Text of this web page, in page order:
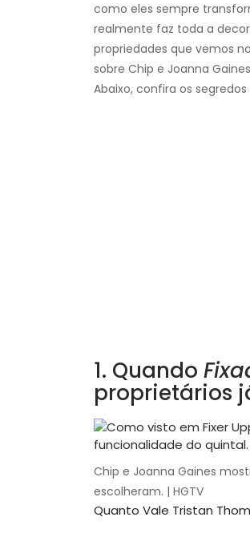
como eles sempre
realmente faz toda a
propriedades que vemos
sobre Chip e Joanna
Abaixo, confira os
1. Quando
proprietários
Chip e Joanna Gaines
escolheram. | HGTV
Quanto Vale Tristan